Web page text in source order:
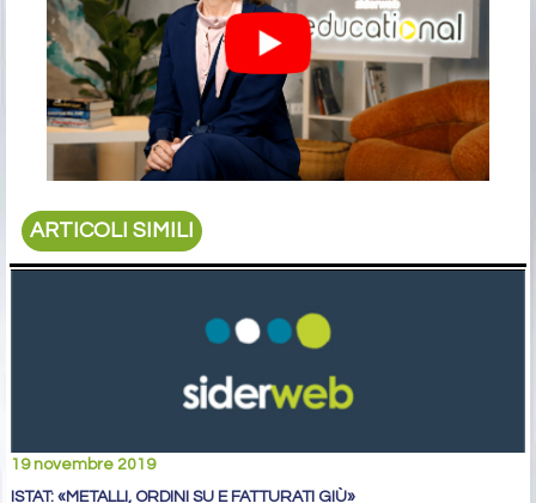
ARTICOLI SIMILI
19 novembre 2019
ISTAT: «METALLI, ORDINI SU E FATTURATI GIÙ»